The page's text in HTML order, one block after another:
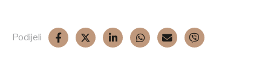
Podijeli